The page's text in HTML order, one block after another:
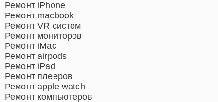
Ремонт iPhone
Ремонт macbook
Ремонт VR систем
Ремонт мониторов
Ремонт iMac
Ремонт airpods
Ремонт iPad
Ремонт плееров
Ремонт apple watch
Ремонт компьютеров